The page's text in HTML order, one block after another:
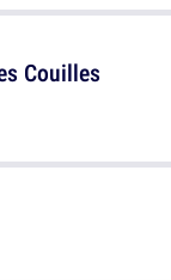
Couilles